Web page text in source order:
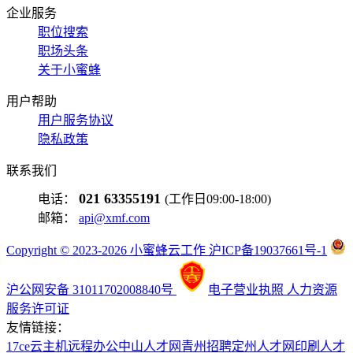
企业服务
职位搜索
职场头条
关于小蜜蜂
用户帮助
用户服务协议
隐私政策
联系我们
电话： 021 63355191 (工作日09:00-18:00)
邮箱： api@xmf.com
Copyright © 2023-2026 小蜜蜂云工作 沪ICP备19037661号-1
沪公网安备 31011702008840号 电子营业执照 人力资源
服务许可证
友情链接：
17ce云主机远程办公中山人才网 青州招聘定州人才网 印刷人才